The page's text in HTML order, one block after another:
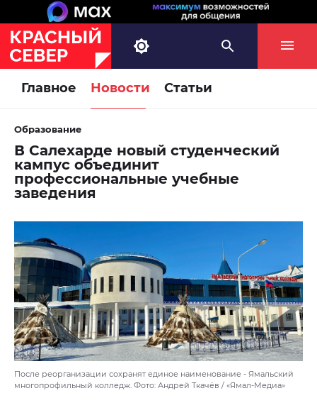
Главное Новости Статьи
Образование
В Салехарде новый студенческий
кампус объединит
профессиональные учебные
заведения
После реорганизации сохранят единое наименование - Ямальский
многопрофильный колледж. Фото: Андрей Ткачёв / «Ямал-Медиа»